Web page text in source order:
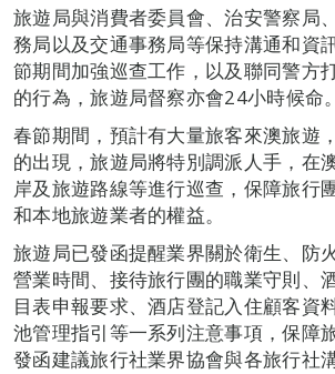
旅遊局與消費者委員會、治安警察局
務局以及交通事務局等保持溝通和資
節期間加強巡查工作，以及聯同警方
的行為，旅遊局督察亦會24小時候命。
春節期間，預計有大量旅客來澳旅遊
的出現，旅遊局將特別調派人手，在
岸及旅遊路線等進行巡查，保障旅行
和本地旅遊業者的權益。
旅遊局已發函提醒業界關於衛生、防
營業時間、接待旅行團的職業守則、
目表申報要求、酒店登記入住顧客資
池管理指引等一系列注意事項，保障
發函建議旅行社業界協會與各旅行社